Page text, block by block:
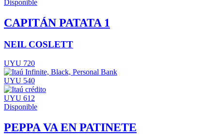
Disponible
CAPITÁN PATATA 1
NEIL COSLETT
UYU 720
UYU 540
UYU 612
Disponible
PEPPA VA EN PATINETE